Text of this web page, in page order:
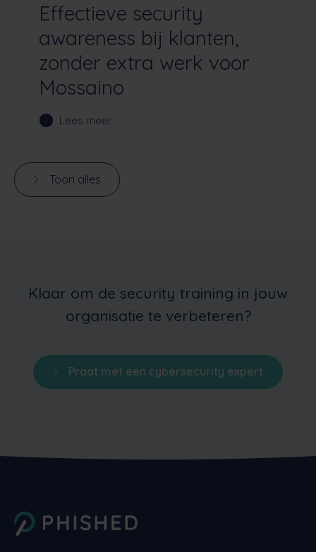
Effectieve security
awareness bij klanten,
zonder extra werk voor
Mossaino
Lees meer
Toon alles
Klaar om de security training in jouw
organisatie te verbeteren?
Praat met een cybersecurity expert